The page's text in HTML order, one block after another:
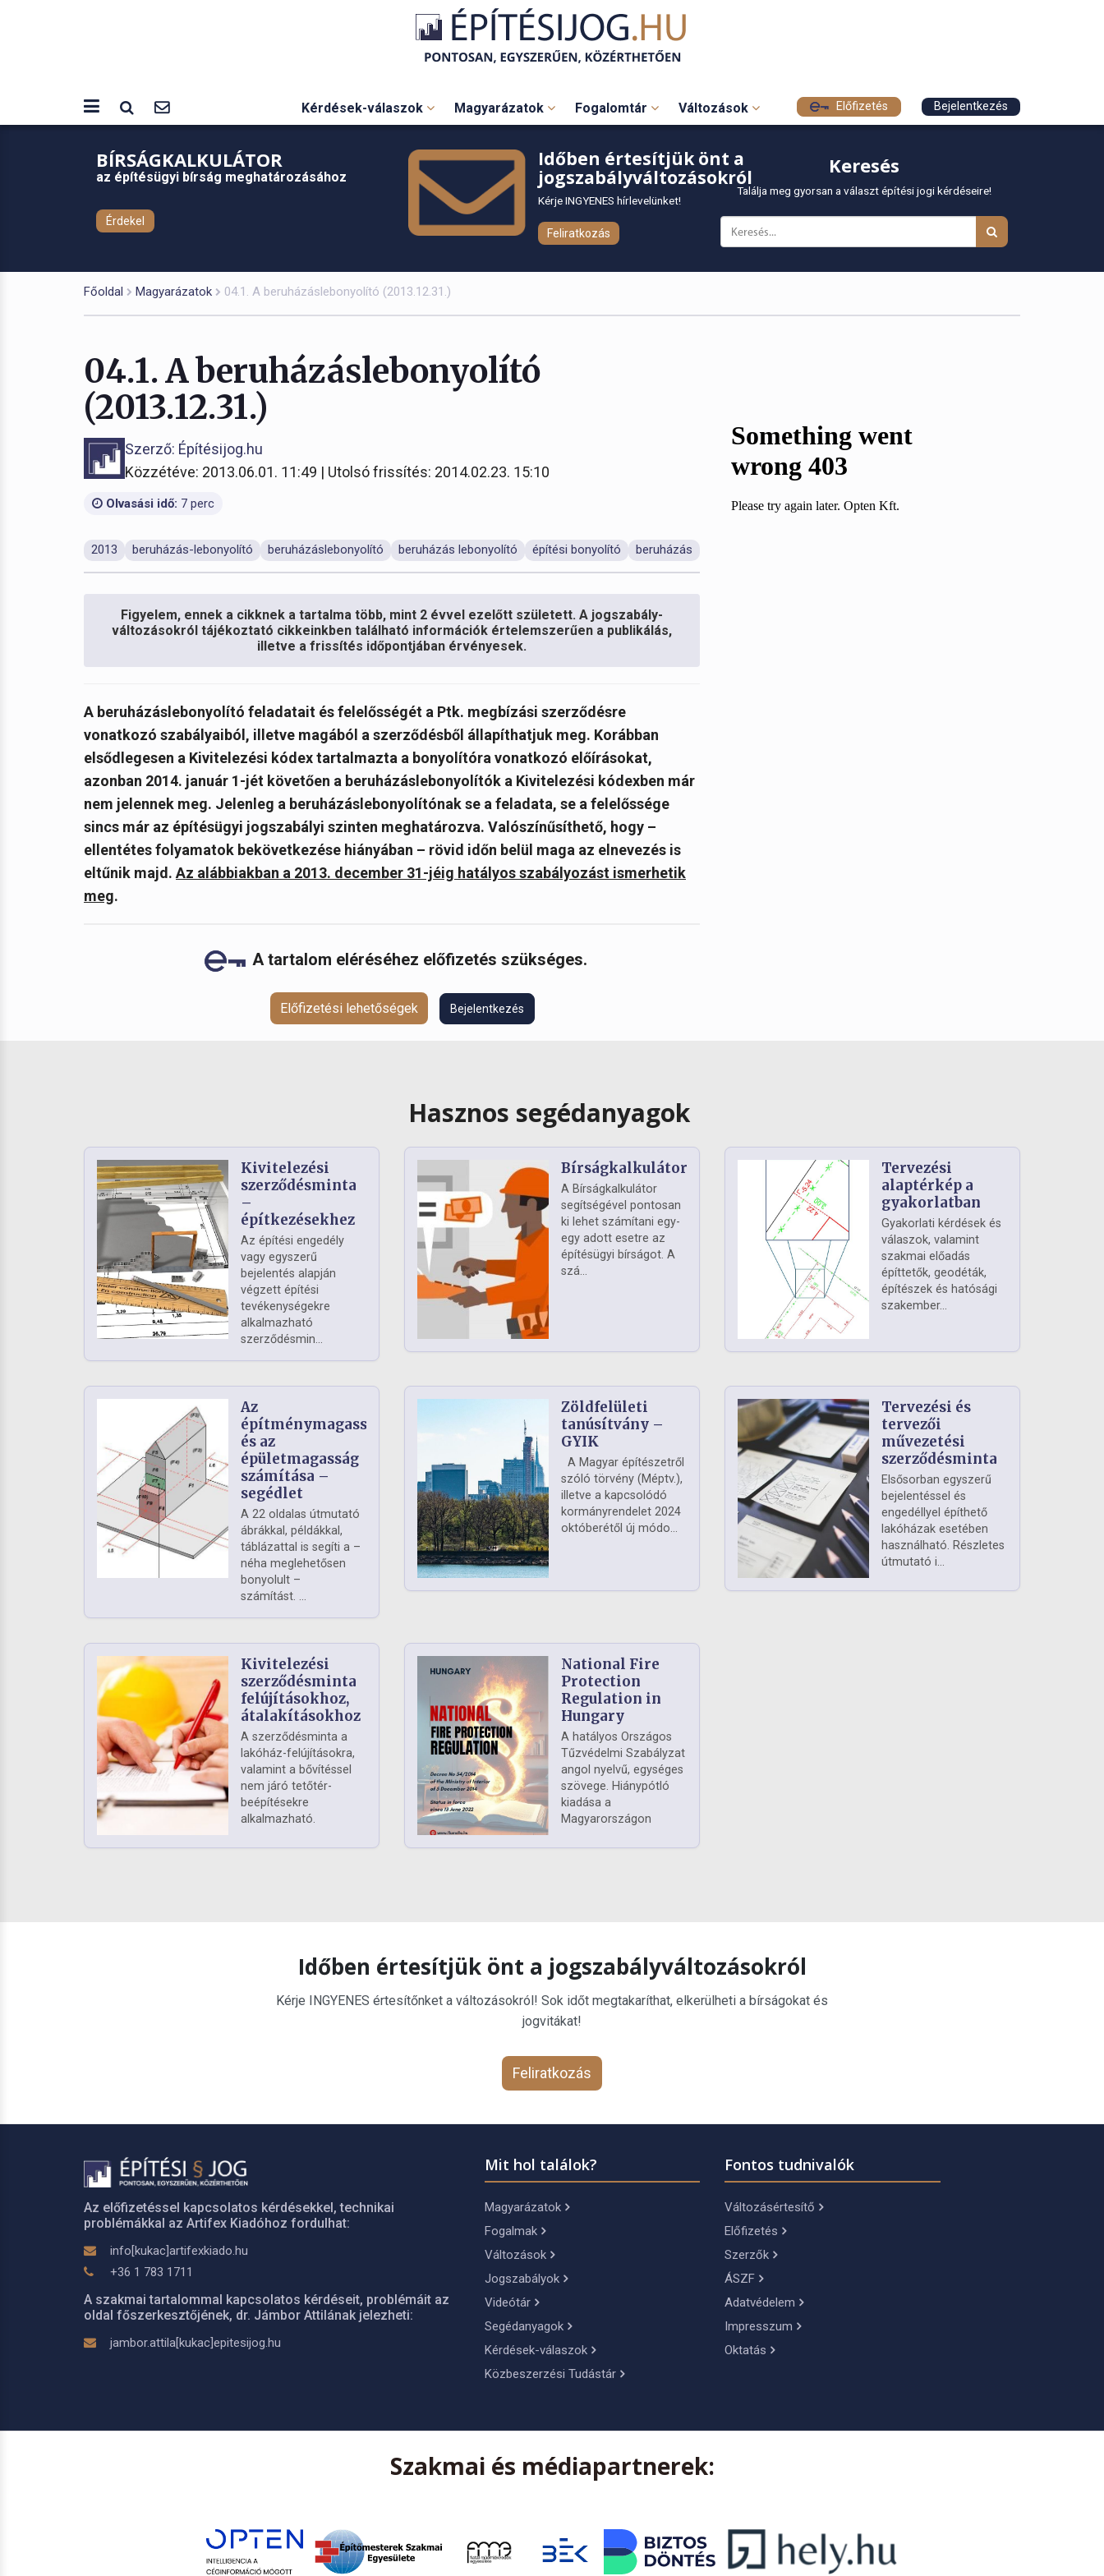
Kérdések-válaszok Magyarázatok Fogalomtár Változások Előfizetés Bejelentkezés
BÍRSÁGKALKULÁTOR
az építésügyi bírság meghatározásához
Érdekel
Időben értesítjük önt a
jogszabályváltozásokról
Kérje INGYENES hírlevelünket!
Feliratkozás
Keresés
Találja meg gyorsan a választ építési jogi kérdéseire!
Főoldal Magyarázatok 04.1. A beruházáslebonyolító (2013.12.31.)
04.1. A beruházáslebonyolító
(2013.12.31.)
Szerző: Építésijog.hu
Közzétéve: 2013.06.01. 11:49 | Utolsó frissítés: 2014.02.23. 15:10
Olvasási idő: 7 perc
2013 beruházás-lebonyolító beruházáslebonyolító beruházás lebonyolító építési bonyolító beruházás
Figyelem, ennek a cikknek a tartalma több, mint 2 évvel ezelőtt született. A jogszabály-
változásokról tájékoztató cikkeinkben található információk értelemszerűen a publikálás,
illetve a frissítés időpontjában érvényesek.
A beruházáslebonyolító feladatait és felelősségét a Ptk. megbízási szerződésre
vonatkozó szabályaiból, illetve magából a szerződésből állapíthatjuk meg. Korábban
elsődlegesen a Kivitelezési kódex tartalmazta a bonyolítóra vonatkozó előírásokat,
azonban 2014. január 1-jét követően a beruházáslebonyolítók a Kivitelezési kódexben már
nem jelennek meg. Jelenleg a beruházáslebonyolítónak se a feladata, se a felelőssége
sincs már az építésügyi jogszabályi szinten meghatározva. Valószínűsíthető, hogy –
ellentétes folyamatok bekövetkezése hiányában – rövid időn belül maga az elnevezés is
eltűnik majd. Az alábbiakban a 2013. december 31-jéig hatályos szabályozást ismerhetik
meg.
A tartalom eléréséhez előfizetés szükséges.
Előfizetési lehetőségek Bejelentkezés
Hasznos segédanyagok
Kivitelezési
szerződésminta
–
építkezésekhez
Az építési engedély
vagy egyszerű
bejelentés alapján
végzett építési
tevékenységekre
alkalmazható
szerződésmin...
Bírságkalkulátor
A Bírságkalkulátor
segítségével pontosan
ki lehet számítani egy-
egy adott esetre az
építésügyi bírságot. A
szá...
Tervezési
alaptérkép a
gyakorlatban
Gyakorlati kérdések és
válaszok, valamint
szakmai előadás
építtetők, geodéták,
építészek és hatósági
szakember...
Az
építménymagasság
és az
épületmagasság
számítása –
segédlet
A 22 oldalas útmutató
ábrákkal, példákkal,
táblázattal is segíti a –
néha meglehetősen
bonyolult –
számítást. ...
Zöldfelületi
tanúsítvány –
GYIK
A Magyar építészetről
szóló törvény (Méptv.),
illetve a kapcsolódó
kormányrendelet 2024
októberétől új módo...
Tervezési és
tervezői
művezetési
szerződésminta
Elsősorban egyszerű
bejelentéssel és
engedéllyel építhető
lakóházak esetében
használható. Részletes
útmutató i...
Kivitelezési
szerződésminta
felújításokhoz,
átalakításokhoz
A szerződésminta a
lakóház-felújításokra,
valamint a bővítéssel
nem járó tetőtér-
beépítésekre
alkalmazható.
National Fire
Protection
Regulation in
Hungary
A hatályos Országos
Tűzvédelmi Szabályzat
angol nyelvű, egységes
szövege. Hiánypótló
kiadása a
Magyarországon
Időben értesítjük önt a jogszabályváltozásokról
Kérje INGYENES értesítőnket a változásokról! Sok időt megtakaríthat, elkerülheti a bírságokat és
jogvitákat!
Feliratkozás
Az előfizetéssel kapcsolatos kérdésekkel, technikai
problémákkal az Artifex Kiadóhoz fordulhat:
info[kukac]artifexkiado.hu
+36 1 783 1711
A szakmai tartalommal kapcsolatos kérdéseit, problémáit az
oldal főszerkesztőjének, dr. Jámbor Attilának jelezheti:
jambor.attila[kukac]epitesijog.hu
Mit hol találok?
Magyarázatok
Fogalmak
Változások
Jogszabályok
Videótár
Segédanyagok
Kérdések-válaszok
Közbeszerzési Tudástár
Fontos tudnivalók
Változásértesítő
Előfizetés
Szerzők
ÁSZF
Adatvédelem
Impresszum
Oktatás
Szakmai és médiapartnerek: